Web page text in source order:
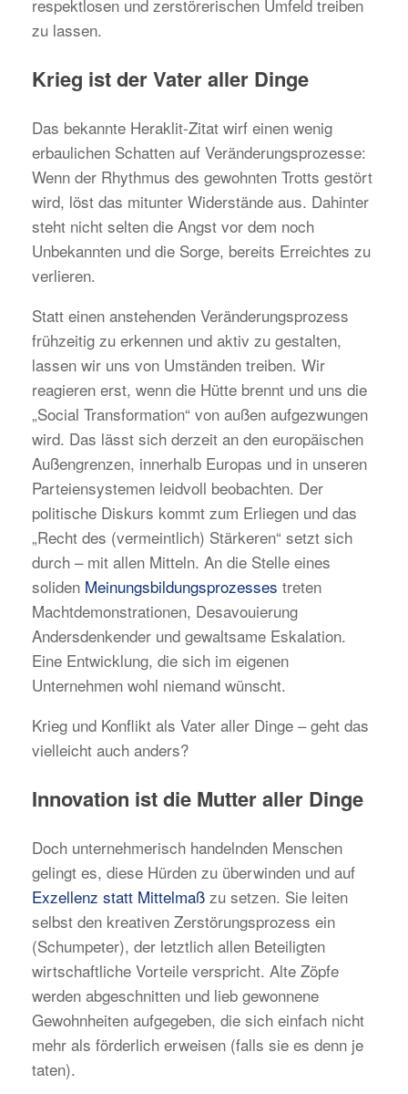
respektlosen und zerstörerischen Umfeld treiben
zu lassen.
Krieg ist der Vater aller Dinge
Das bekannte Heraklit-Zitat wirf einen wenig
erbaulichen Schatten auf Veränderungsprozesse:
Wenn der Rhythmus des gewohnten Trotts gestört
wird, löst das mitunter Widerstände aus. Dahinter
steht nicht selten die Angst vor dem noch
Unbekannten und die Sorge, bereits Erreichtes zu
verlieren.
Statt einen anstehenden Veränderungsprozess
frühzeitig zu erkennen und aktiv zu gestalten,
lassen wir uns von Umständen treiben. Wir
reagieren erst, wenn die Hütte brennt und uns die
„Social Transformation“ von außen aufgezwungen
wird. Das lässt sich derzeit an den europäischen
Außengrenzen, innerhalb Europas und in unseren
Parteiensystemen leidvoll beobachten. Der
politische Diskurs kommt zum Erliegen und das
„Recht des (vermeintlich) Stärkeren“ setzt sich
durch – mit allen Mitteln. An die Stelle eines
soliden Meinungsbildungsprozesses treten
Machtdemonstrationen, Desavouierung
Andersdenkender und gewaltsame Eskalation.
Eine Entwicklung, die sich im eigenen
Unternehmen wohl niemand wünscht.
Krieg und Konflikt als Vater aller Dinge – geht das
vielleicht auch anders?
Innovation ist die Mutter aller Dinge
Doch unternehmerisch handelnden Menschen
gelingt es, diese Hürden zu überwinden und auf
Exzellenz statt Mittelmaß zu setzen. Sie leiten
selbst den kreativen Zerstörungsprozess ein
(Schumpeter), der letztlich allen Beteiligten
wirtschaftliche Vorteile verspricht. Alte Zöpfe
werden abgeschnitten und lieb gewonnene
Gewohnheiten aufgegeben, die sich einfach nicht
mehr als förderlich erweisen (falls sie es denn je
taten).